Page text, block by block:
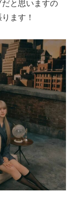
と思いますの
ます！